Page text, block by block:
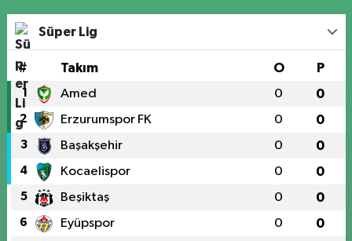
Süper Lig
# Takım O P
1 Amed 0 0
2 Erzurumspor FK 0 0
3 Başakşehir 0 0
4 Kocaelispor 0 0
5 Beşiktaş 0 0
6 Eyüpspor 0 0